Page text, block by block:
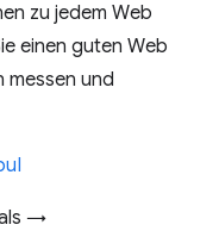
zu jedem Web
einen guten Web
messen und
→